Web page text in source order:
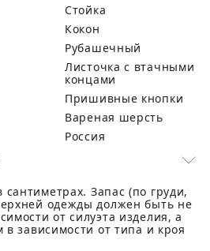
Стойка
Кокон
Рубашечный
Листочка с втачными
концами
Пришивные кнопки
Вареная шерсть
Россия
Запас (по груди,
одежды должен быть не
от силуэта изделия, а
зависимости от типа и кроя